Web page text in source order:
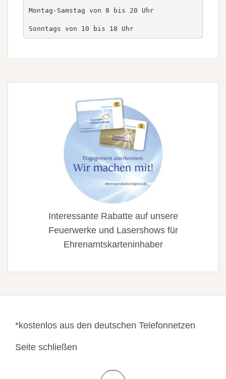
Montag-Samstag von 8 bis 20 Uhr
Sonntags von 10 bis 18 Uhr
Interessante Rabatte auf unsere
Feuerwerke und Lasershows für
Ehrenamtskarteninhaber
*kostenlos aus den deutschen Telefonnetzen
Seite schließen